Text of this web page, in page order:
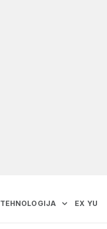
TEHNOLOGIJA EX YU